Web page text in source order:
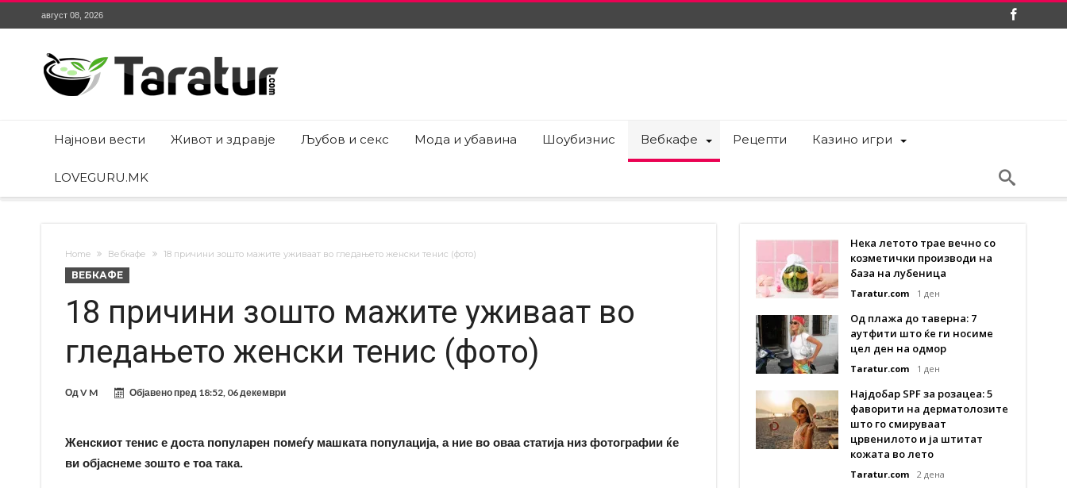
август 08, 2026
Најнови вести Живот и здравје Љубов и секс Мода и убавина Шоубизнис Вебкафе Рецепти Казино игри
LOVEGURU.MK
Home Вебкафе 18 причини зошто мажите уживаат во гледањето женски тенис (фото)
ВЕБКАФЕ
18 причини зошто мажите уживаат во
гледањето женски тенис (фото)
ОдV M Објавено пред 18:52, 06 декември
Женскиот тенис е доста популарен помеѓу машката популација, а ние во оваа статија низ фотографии ќе
ви објаснеме зошто е тоа така.
Нека летото трае вечно со
козметички производи на
база на лубеница
Taratur.com 1 ден
Од плажа до таверна: 7
аутфити што ќе ги носиме
цел ден на одмор
Taratur.com 1 ден
Најдобар SPF за розацеа: 5
фаворити на дерматолозите
што го смируваат
црвенилото и ја штитат
кожата во лето
Taratur.com 2 дена